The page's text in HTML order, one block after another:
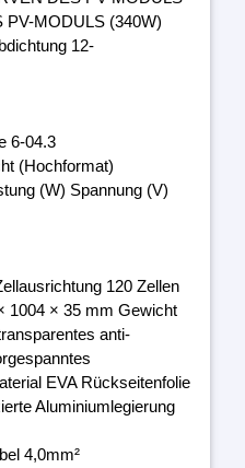
PV-MODULS (340W)
12-
6-04.3
(Hochformat)
(W) Spannung (V)
120 Zellen
1004 × 35 mm Gewicht
anti-
EVA Rückseitenfolie
Aluminiumlegierung
4,0mm²